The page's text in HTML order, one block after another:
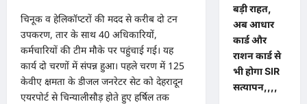
चिनूक व हेलिकॉप्टरों की मदद से करीब दो टन
उपकरण, तार के साथ 40 अधिकारियों,
कर्मचारियों की टीम मौके पर पहुंचाई गई। यह
कार्य दो चरणों में संपन्न हुआ। पहले चरण में 125
केवीए क्षमता के डीजल जनरेटर सेट को देहरादून
एयरपोर्ट से चिन्यालीसौड़ होते हुए हर्षिल तक
बड़ी राहत,
अब आधार
कार्ड और
राशन कार्ड से
भी होगा SIR
सत्यापन,,,,